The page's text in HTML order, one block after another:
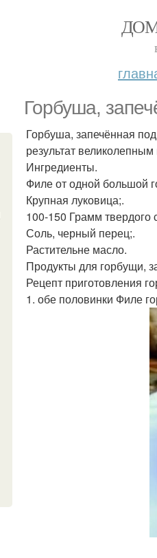
Горбуша,
Горбуша, запечённая
результат великолепным
Ингредиенты.
Филе от одной большой
Крупная луковица;.
100-150 Грамм твердого
Соль, черный перец;.
Растительне масло.
Продукты для горбущи,
Рецепт приготовления
1. обе половинки Филе